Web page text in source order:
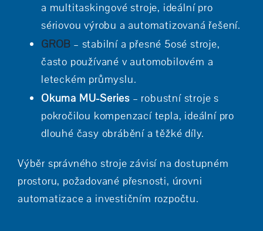
a multitaskingové stroje, ideální pro
sériovou výrobu a automatizovaná řešení.
GROB – stabilní a přesné 5osé stroje,
často používané v automobilovém a
leteckém průmyslu.
Okuma MU-Series– robustní stroje s
pokročilou kompenzací tepla, ideální pro
dlouhé časy obrábění a těžké díly.
Výběr správného stroje závisí na dostupném
prostoru, požadované přesnosti, úrovni
automatizace a investičním rozpočtu.